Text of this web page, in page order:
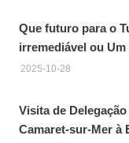
Que futuro para o
irremediável ou
2025-10-28
Visita de
Camaret-sur-Mer à